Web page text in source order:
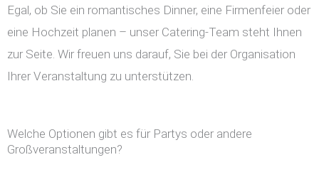
Egal, ob Sie ein romantisches Dinner, eine Firmenfeier oder
eine Hochzeit planen – unser Catering-Team steht Ihnen
zur Seite. Wir freuen uns darauf, Sie bei der Organisation
Ihrer Veranstaltung zu unterstützen.
Welche Optionen gibt es für Partys oder andere
Großveranstaltungen?